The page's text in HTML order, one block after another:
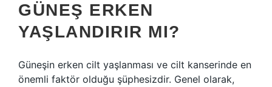
GÜNEŞ ERKEN
YAŞLANDIRIR MI?
Güneşin erken cilt yaşlanması ve cilt kanserinde en
önemli faktör olduğu şüphesizdir. Genel olarak,